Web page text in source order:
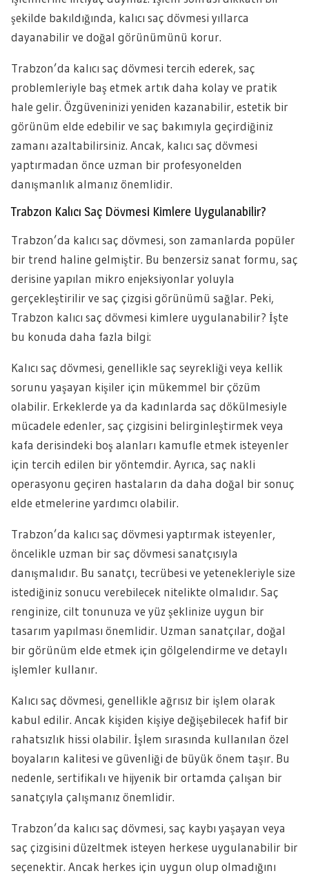
şekilde bakıldığında, kalıcı saç dövmesi yıllarca
dayanabilir ve doğal görünümünü korur.
Trabzon’da kalıcı saç dövmesi tercih ederek, saç
problemleriyle baş etmek artık daha kolay ve pratik
hale gelir. Özgüveninizi yeniden kazanabilir, estetik bir
görünüm elde edebilir ve saç bakımıyla geçirdiğiniz
zamanı azaltabilirsiniz. Ancak, kalıcı saç dövmesi
yaptırmadan önce uzman bir profesyonelden
danışmanlık almanız önemlidir.
Trabzon Kalıcı Saç Dövmesi Kimlere Uygulanabilir?
Trabzon’da kalıcı saç dövmesi, son zamanlarda popüler
bir trend haline gelmiştir. Bu benzersiz sanat formu, saç
derisine yapılan mikro enjeksiyonlar yoluyla
gerçekleştirilir ve saç çizgisi görünümü sağlar. Peki,
Trabzon kalıcı saç dövmesi kimlere uygulanabilir? İşte
bu konuda daha fazla bilgi:
Kalıcı saç dövmesi, genellikle saç seyrekliği veya kellik
sorunu yaşayan kişiler için mükemmel bir çözüm
olabilir. Erkeklerde ya da kadınlarda saç dökülmesiyle
mücadele edenler, saç çizgisini belirginleştirmek veya
kafa derisindeki boş alanları kamufle etmek isteyenler
için tercih edilen bir yöntemdir. Ayrıca, saç nakli
operasyonu geçiren hastaların da daha doğal bir sonuç
elde etmelerine yardımcı olabilir.
Trabzon’da kalıcı saç dövmesi yaptırmak isteyenler,
öncelikle uzman bir saç dövmesi sanatçısıyla
danışmalıdır. Bu sanatçı, tecrübesi ve yetenekleriyle size
istediğiniz sonucu verebilecek nitelikte olmalıdır. Saç
renginize, cilt tonunuza ve yüz şeklinize uygun bir
tasarım yapılması önemlidir. Uzman sanatçılar, doğal
bir görünüm elde etmek için gölgelendirme ve detaylı
işlemler kullanır.
Kalıcı saç dövmesi, genellikle ağrısız bir işlem olarak
kabul edilir. Ancak kişiden kişiye değişebilecek hafif bir
rahatsızlık hissi olabilir. İşlem sırasında kullanılan özel
boyaların kalitesi ve güvenliği de büyük önem taşır. Bu
nedenle, sertifikalı ve hijyenik bir ortamda çalışan bir
sanatçıyla çalışmanız önemlidir.
Trabzon’da kalıcı saç dövmesi, saç kaybı yaşayan veya
saç çizgisini düzeltmek isteyen herkese uygulanabilir bir
seçenektir. Ancak herkes için uygun olup olmadığını